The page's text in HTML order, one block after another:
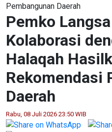
Pembangunan Daerah
Pemko
Kolaborasi
Halaqah
Rekomendasi
Daerah
Rabu, 08 Juli 2026 23:50 WIB